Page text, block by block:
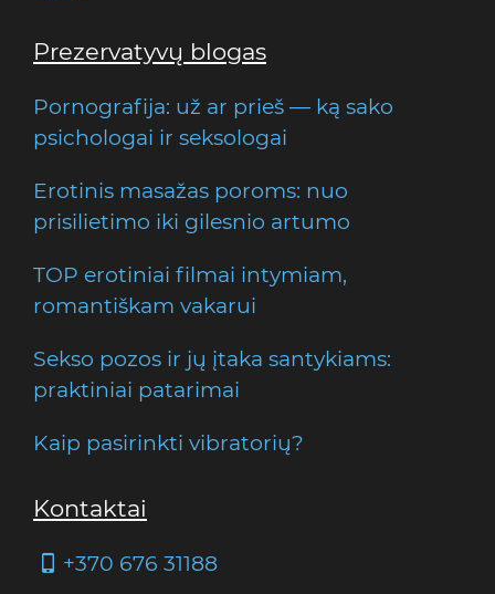
Prezervatyvų blogas
Pornografija: už ar prieš — ką sako
psichologai ir seksologai
Erotinis masažas poroms: nuo
prisilietimo iki gilesnio artumo
TOP erotiniai filmai intymiam,
romantiškam vakarui
Sekso pozos ir jų įtaka santykiams:
praktiniai patarimai
Kaip pasirinkti vibratorių?
Kontaktai
+370 676 31188